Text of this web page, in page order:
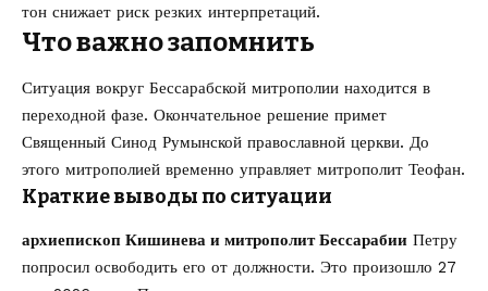
тон снижает риск резких интерпретаций.
Что важно запомнить
Ситуация вокруг Бессарабской митрополии находится в
переходной фазе. Окончательное решение примет
Священный Синод Румынской православной церкви. До
этого митрополией временно управляет митрополит Теофан.
Краткие выводы по ситуации
архиепископ Кишинева и митрополит Бессарабии Петру
попросил освободить его от должности. Это произошло 27